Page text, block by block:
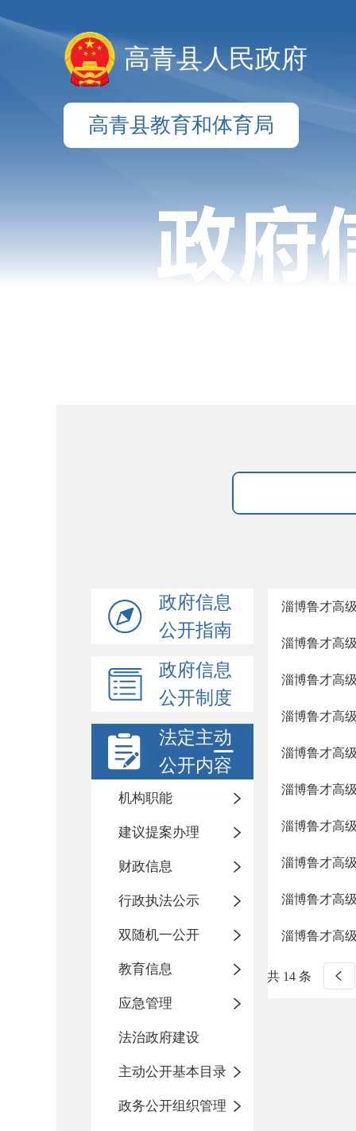
高青县人民政府
高青县教育和体育局
政府信息
公开指南
政府信息
公开制度
法定主动
公开内容
机构职能
建议提案办理
财政信息
行政执法公示
双随机一公开
教育信息
应急管理
法治政府建设
主动公开基本目录
政务公开组织管理
淄博鲁才高
淄博鲁才高
淄博鲁才高
淄博鲁才高
淄博鲁才高
淄博鲁才高
淄博鲁才高
淄博鲁才高
淄博鲁才高
淄博鲁才高
共 14 条